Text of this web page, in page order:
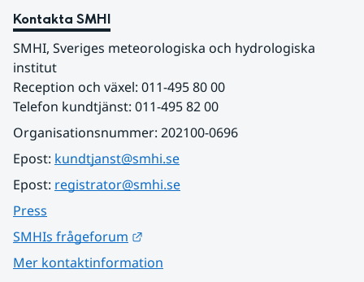
Kontakta SMHI
SMHI, Sveriges meteorologiska och hydrologiska
institut
Reception och växel: 011-495 80 00
Telefon kundtjänst: 011-495 82 00
Organisationsnummer: 202100-0696
Epost: kundtjanst@smhi.se
Epost: registrator@smhi.se
Press
SMHIs frågeforum
Mer kontaktinformation